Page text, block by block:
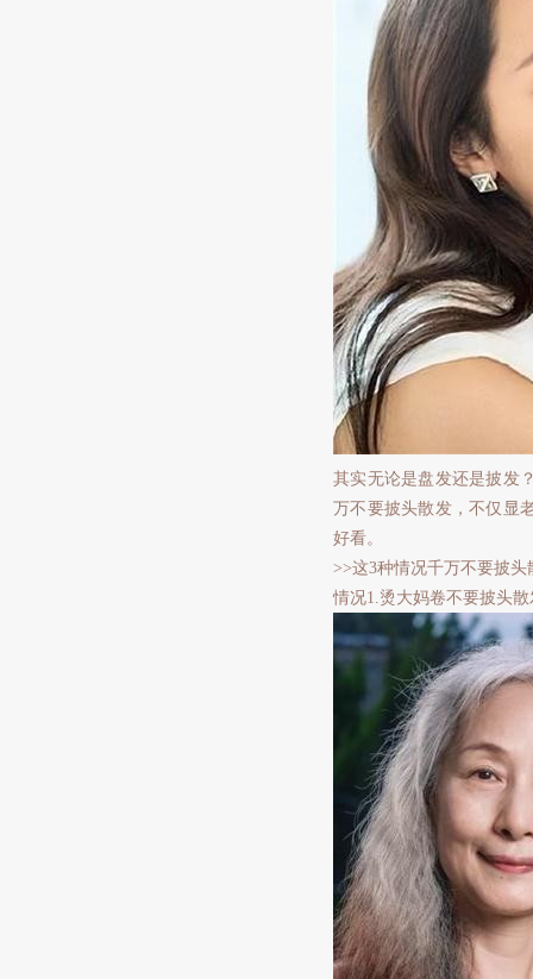
其实无论是盘发还是披发
万不要披头散发，不仅显
好看。
>>这3种情况千万不要披头
情况1.烫大妈卷不要披头